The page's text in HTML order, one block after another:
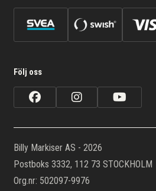
Följ oss
Billy Markiser AS - 2026
Postboks 3332, 112 73 STOCKHOLM
Org.nr: 502097-9976